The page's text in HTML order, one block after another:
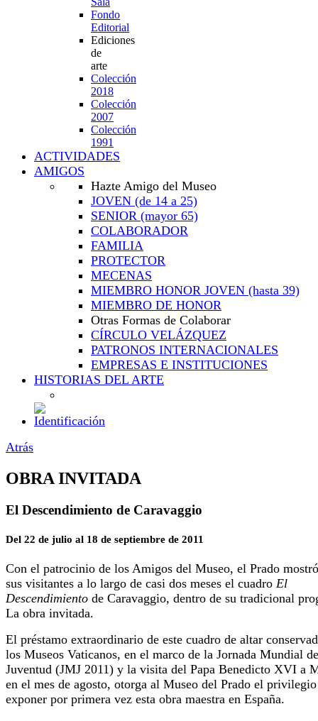
Fondo
Editorial
Ediciones
de
arte
Colección
2018
Colección
2007
Colección
1991
ACTIVIDADES
AMIGOS
Hazte Amigo del Museo
JOVEN (de 14 a 25)
SENIOR (mayor 65)
COLABORADOR
FAMILIA
PROTECTOR
MECENAS
MIEMBRO HONOR JOVEN (hasta 39)
MIEMBRO DE HONOR
Otras Formas de Colaborar
CÍRCULO VELÁZQUEZ
PATRONOS INTERNACIONALES
EMPRESAS E INSTITUCIONES
HISTORIAS DEL ARTE
Atrás
OBRA INVITADA
El Descendimiento de Caravaggio
Del 22 de julio al 18 de septiembre de 2011
Con el patrocinio de los Amigos del Museo, el Prado
sus visitantes a lo largo de casi dos meses el cuadro El
Descendimiento de Caravaggio, dentro de su tradicional
La obra invitada.
El préstamo extraordinario de este cuadro de altar
los Museos Vaticanos, en el marco de la Jornada Mundial
Juventud (JMJ 2011) y la visita del Papa Benedicto XVI a
en el mes de agosto, otorga al Museo del Prado el
exponer por primera vez esta obra maestra en España.